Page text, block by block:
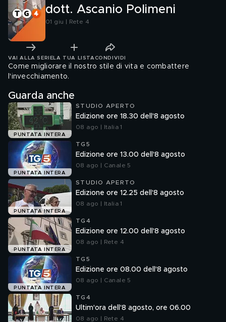
dott. Ascanio Polimeni
01 giu | Rete 4
VAI ALLA SERIE LA TUA LISTA CONDIVIDI
Come migliorare il nostro stile di vita e combattere
l'invecchiamento.
Guarda anche
PUNTATA INTERA
STUDIO APERTO
Edizione ore 18.30 dell'8 agosto
08 ago | Italia 1
PUNTATA INTERA
TG5
Edizione ore 13.00 dell'8 agosto
08 ago | Canale 5
PUNTATA INTERA
STUDIO APERTO
Edizione ore 12.25 dell'8 agosto
08 ago | Italia 1
PUNTATA INTERA
TG4
Edizione ore 12.00 dell'8 agosto
08 ago | Rete 4
PUNTATA INTERA
TG5
Edizione ore 08.00 dell'8 agosto
08 ago | Canale 5
TG4
Ultim'ora dell'8 agosto, ore 06.00
08 ago | Rete 4